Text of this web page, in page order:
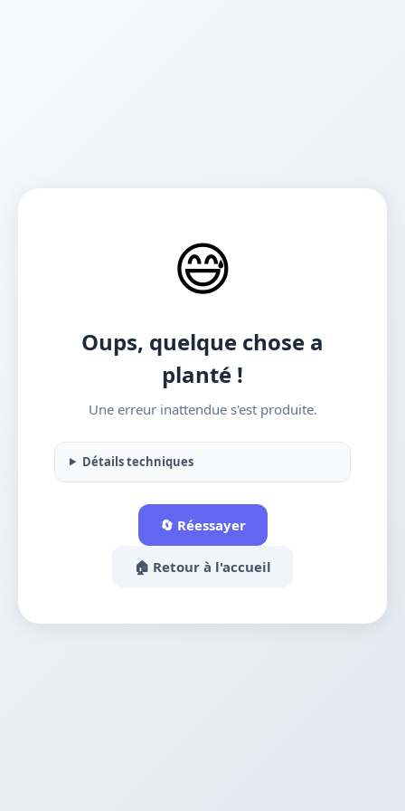
😅
Oups, quelque chose a
planté !
Une erreur inattendue s'est produite.
Détails techniques
🔄 Réessayer
🏠 Retour à l'accueil